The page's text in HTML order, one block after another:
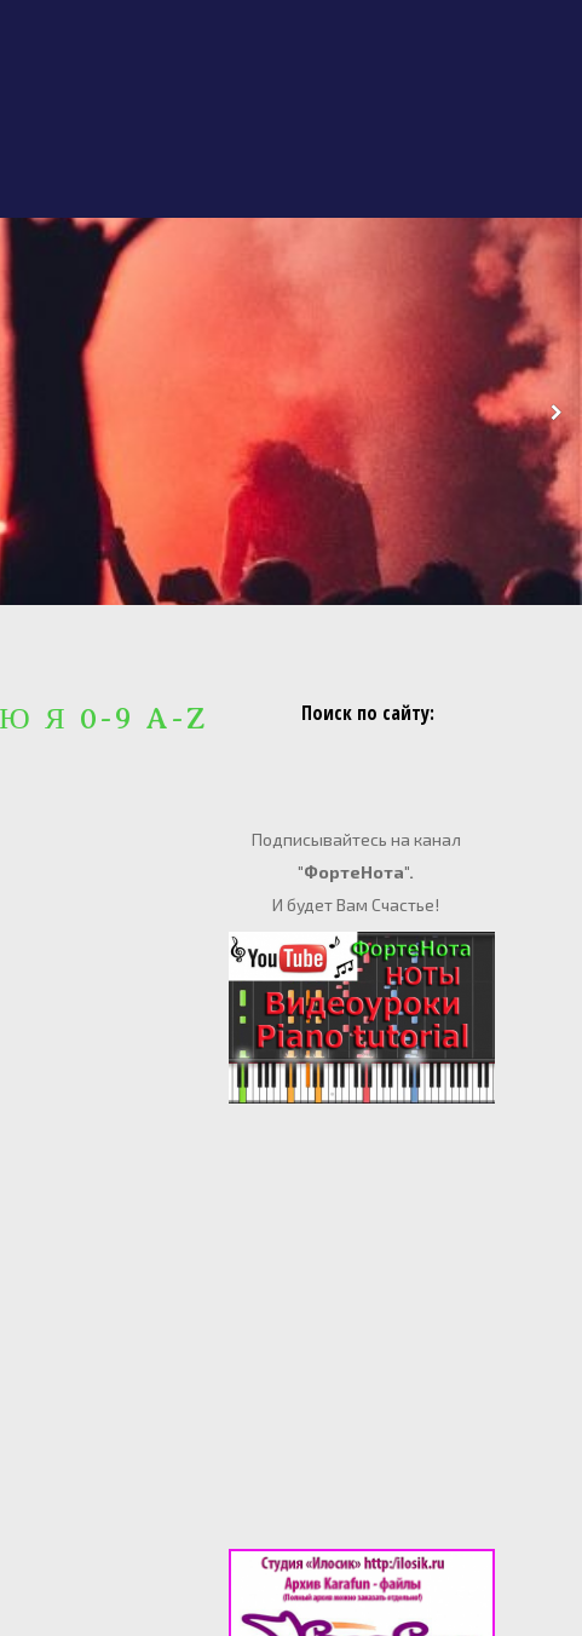
Поиск по сайту:
Подписывайтесь на канал
"ФортеНота".
И будет Вам Счастье!
Я 0-9 A-Z